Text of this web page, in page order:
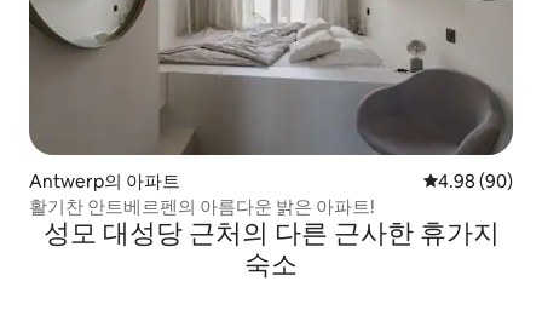
Antwerp의 아파트 평점 4.98점(5
4.98 (90)
활기찬 안트베르펜의 아름다운 밝은 아파트!
성모 대성당 근처의 다른 근사한 휴가지
숙소